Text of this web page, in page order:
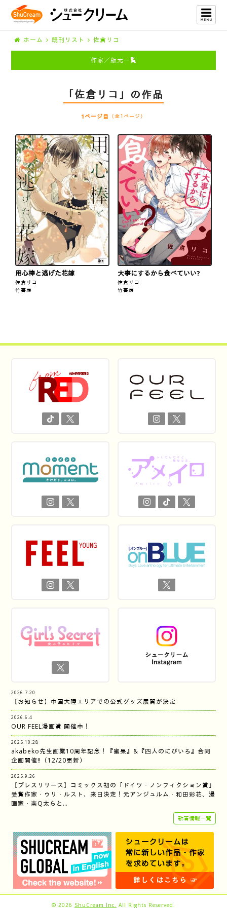
ホーム 既刊リスト 佐倉リコ
作家／版元一覧
「佐倉リコ」の作品
1ページ目 （全1ページ）
用心棒と逃げた花嫁
佐倉リコ
竹書房
大事にするから食べていい?
佐倉リコ
竹書房
2026.7.20
【お知らせ】中国大陸エリアでの公式グッズ展開が決定
2026.6.4
OUR FEEL漫画賞 開催中！
2025.10.28
akabeko先生画業10周年記念！『蜜果』&『四人のにびいろ』合同
企画開催‼︎（12/20更新）
2025.9.26
【プレスリリース】コミックス初の「ドイツ・ノンフィクション賞」
受賞作家・ウリ・ルスト、来日決定！元アンジュルム・和田彩花、漫
画家・南Q太らと…
新着情報一覧
© 2026 ShuCream Inc. All Rights Reserved.